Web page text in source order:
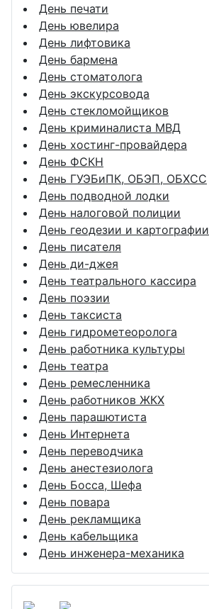
День печати
День ювелира
День лифтовика
День бармена
День стоматолога
День экскурсовода
День стекломойщиков
День криминалиста МВД
День хостинг-провайдера
День ФСКН
День ГУЭБиПК, ОБЭП, ОБХСС
День подводной лодки
День налоговой полиции
День геодезии и картографии
День писателя
День ди-джея
День театрального кассира
День поэзии
День таксиста
День гидрометеоролога
День работника культуры
День театра
День ремесленника
День работников ЖКХ
День парашютиста
День Интернета
День переводчика
День анестезиолога
День Босса, Шефа
День повара
День рекламщика
День кабельщика
День инженера-механика